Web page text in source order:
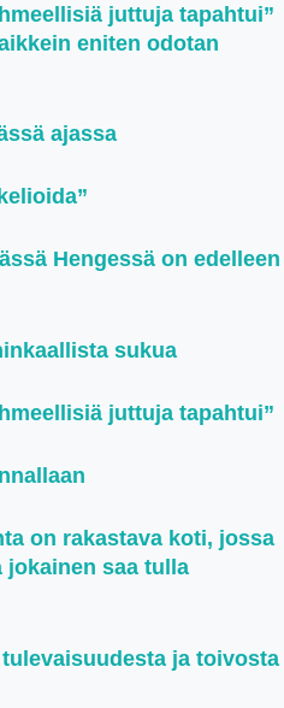
juttuja tapahtui”
eniten odotan
ajassa
Hengessä on edelleen
sukua
juttuja tapahtui”
on rakastava koti, jossa
saa tulla
ja toivosta